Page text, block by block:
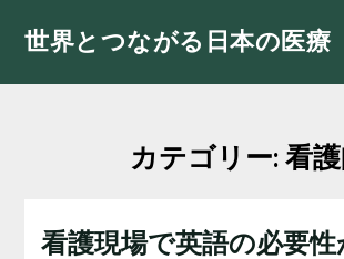
世界とつながる日本の医療
カテゴリー: 看
看護現場で英語の必要性